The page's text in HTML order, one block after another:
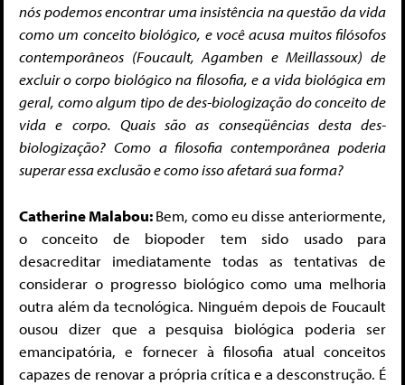
nós podemos encontrar uma insistência na questão da vida
como um conceito biológico, e você acusa muitos filósofos
contemporâneos (Foucault, Agamben e Meillassoux) de
excluir o corpo biológico na filosofia, e a vida biológica em
geral, como algum tipo de des-biologização do conceito de
vida e corpo. Quais são as conseqüências desta des-
biologização? Como a filosofia contemporânea poderia
superar essa exclusão e como isso afetará sua forma?
Catherine Malabou:Bem, como eu disse anteriormente,
o conceito de biopoder tem sido usado para
desacreditar imediatamente todas as tentativas de
considerar o progresso biológico como uma melhoria
outra além da tecnológica. Ninguém depois de Foucault
ousou dizer que a pesquisa biológica poderia ser
emancipatória, e fornecer à filosofia atual conceitos
capazes de renovar a própria crítica e a desconstrução. É